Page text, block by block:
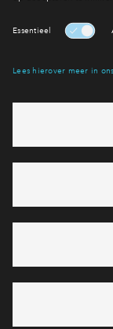
Heb je een